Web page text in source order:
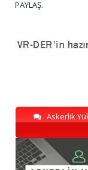
PAYLAŞ.
Askerlik